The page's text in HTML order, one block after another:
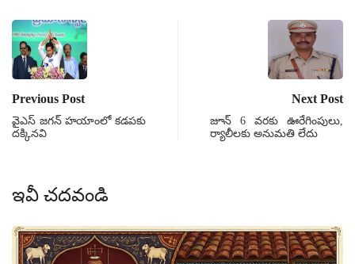
Previous Post
వైఎస్ జగన్ హయాంలో కడపకు
దక్కినవి
Next Post
జూన్ 6 వరకు ఊరేగింపులు,
ర్యాలీలకు అనుమతి లేదు
ఇవీ చదవండి